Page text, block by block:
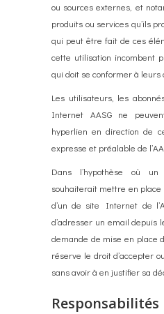
ou sources externes, et
produits ou services qu’ils
qui peut être fait de ces
cette utilisation incombent
qui doit se conformer à leurs
Les utilisateurs, les
Internet AASG ne
hyperlien en direction de
expresse et préalable de
Dans l’hypothèse où
souhaiterait mettre en
d’un de site Internet de
d’adresser un email depuis
demande de mise en place
réserve le droit d’accepter
sans avoir à en justifier sa
Responsabilités